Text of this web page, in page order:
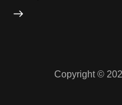
Copyright ©